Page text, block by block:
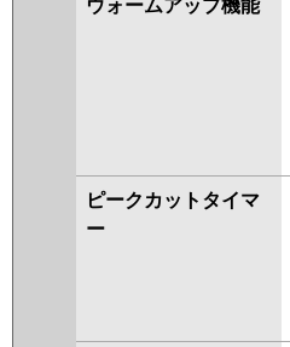
ウォームアップ機能
ピークカットタイマ
ー